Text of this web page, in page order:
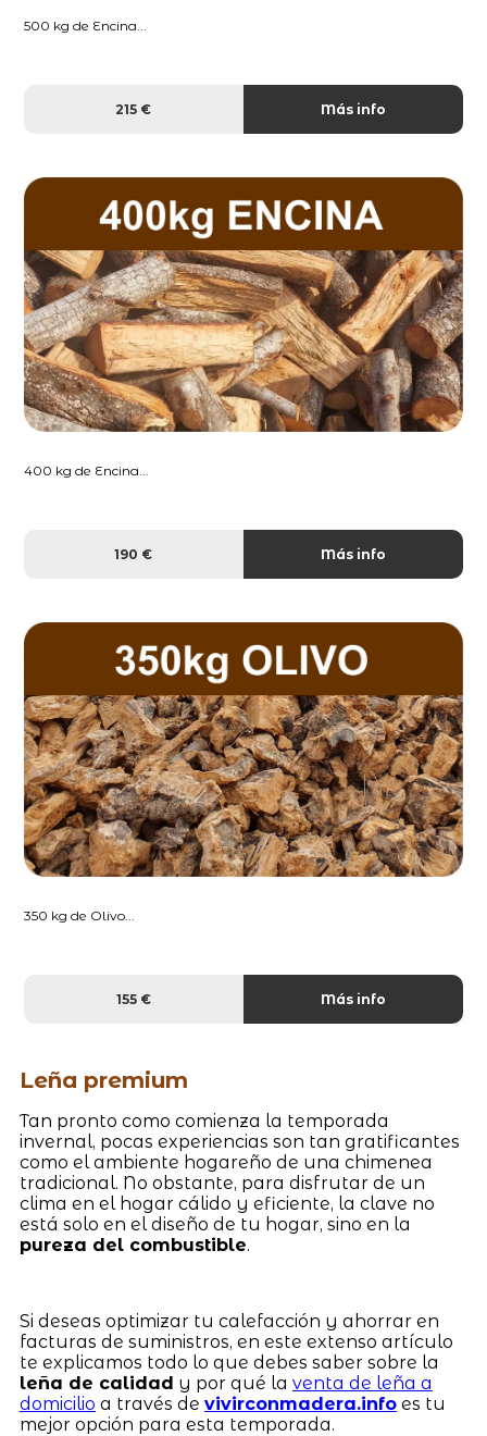
500 kg de Encina...
215 € Más info
400 kg de Encina...
190 € Más info
350 kg de Olivo...
155 € Más info
Leña premium
Tan pronto como comienza la temporada
invernal, pocas experiencias son tan gratificantes
como el ambiente hogareño de una chimenea
tradicional. No obstante, para disfrutar de un
clima en el hogar cálido y eficiente, la clave no
está solo en el diseño de tu hogar, sino en la
pureza del combustible.
Si deseas optimizar tu calefacción y ahorrar en
facturas de suministros, en este extenso artículo
te explicamos todo lo que debes saber sobre la
leña de calidad y por qué la venta de leña a
domicilio a través de vivirconmadera.infoes tu
mejor opción para esta temporada.